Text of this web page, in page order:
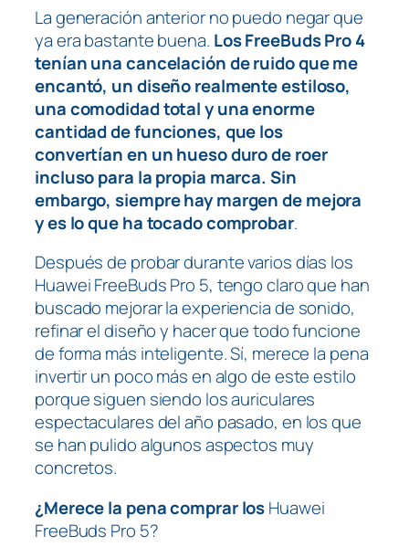
La generación anterior no puedo negar que
ya era bastante buena. Los FreeBuds Pro 4
tenían una cancelación de ruido que me
encantó, un diseño realmente estiloso,
una comodidad total y una enorme
cantidad de funciones, que los
convertían en un hueso duro de roer
incluso para la propia marca. Sin
embargo, siempre hay margen de mejora
y es lo que ha tocado comprobar.
Después de probar durante varios días los
Huawei FreeBuds Pro 5, tengo claro que han
buscado mejorar la experiencia de sonido,
refinar el diseño y hacer que todo funcione
de forma más inteligente. Sí, merece la pena
invertir un poco más en algo de este estilo
porque siguen siendo los auriculares
espectaculares del año pasado, en los que
se han pulido algunos aspectos muy
concretos.
¿Merece la pena comprar losHuawei
FreeBuds Pro 5?